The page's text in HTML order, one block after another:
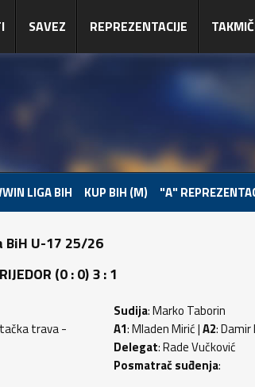
SAVEZ REPREZENTACIJE
LIGA BIH KUP BIH (M) "A"
U-17 25/26
(0 : 0) 3 : 1
trava -
Sudija: Marko Taborin
A1: Mladen Mirić |A2: Damir
Delegat: Rade Vučković
Posmatrač suđenja: